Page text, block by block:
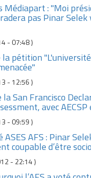
Médiapart : "Moi
pas Pinar Selek
- 07:48)
la pétition
- 12:56)
San Francisco
avec AECSP
- 09:59)
ASES AFS : Pinar
coupable d’être
- 22:14)